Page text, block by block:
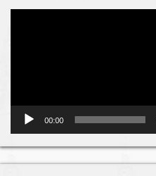
00:00